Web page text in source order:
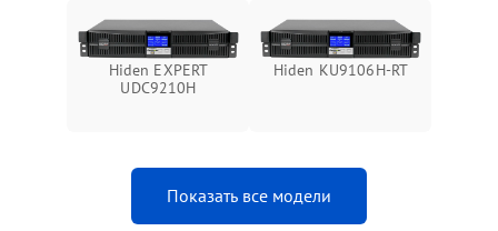
Поломка системы защиты
от перегрузок
1000 ₽ Подробнее →
Повреждение системы
защиты от перегрева
Hiden EXPERT
UDC9210H
Hiden KU9106H-RT
Показать все модели